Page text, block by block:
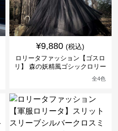
¥9,880 (税込)
ロリータファッション【ゴスロ
リ】 森の妖精風ゴシックロリー
全4色